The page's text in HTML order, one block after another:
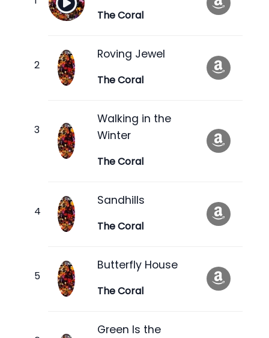
The Coral
Roving Jewel
The Coral
Walking in the
Winter
The Coral
Sandhills
The Coral
Butterfly House
The Coral
Green Is the